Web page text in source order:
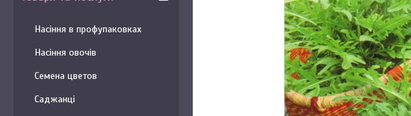
Насіння в профупаковках
Насіння овочів
Семена цветов
Саджанці